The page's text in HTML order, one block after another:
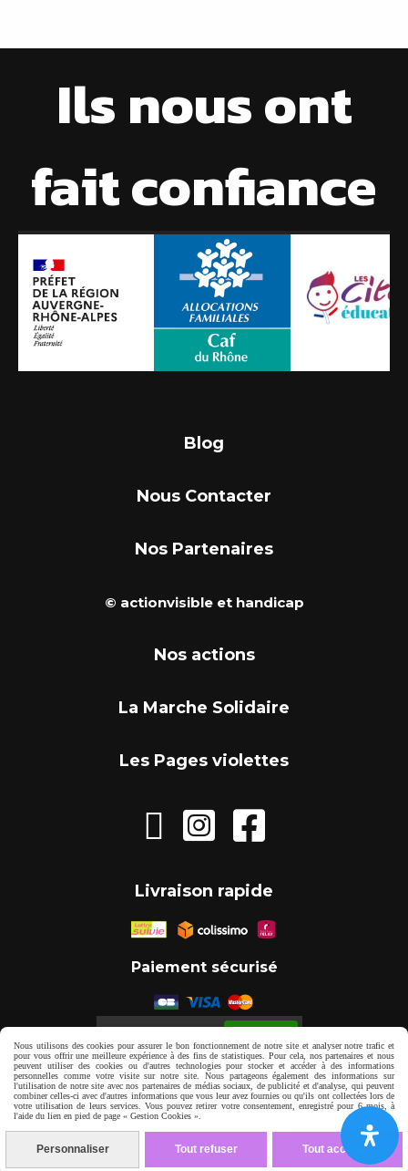
Ils nous ont
fait confiance
Blog
Nous Contacter
Nos Partenaires
© actionvisible et handicap
Nos actions
La Marche Solidaire
Les Pages violettes
  
Livraison rapide
Paiement sécurisé
Mentions Légales
Gestion cookies
Mon Compte
Nous utilisons des cookies pour assurer le bon fonctionnement de notre site et analyser notre trafic et
pour vous offrir une meilleure expérience à des fins de statistiques. Pour cela, nos partenaires et nous
peuvent utiliser des cookies ou d'autres technologies pour stocker et accéder à des informations
personnelles comme votre visite sur notre site. Nous partageons également des informations sur
l'utilisation de notre site avec nos partenaires de médias sociaux, de publicité et d'analyse, qui peuvent
combiner celles-ci avec d'autres informations que vous leur avez fournies ou qu'ils ont collectées lors de
votre utilisation de leurs services. Vous pouvez retirer votre consentement, enregistré pour 6 mois, à
l'aide du lien en pied de page « Gestion Cookies ».
Personnaliser Tout refuser Tout accepter